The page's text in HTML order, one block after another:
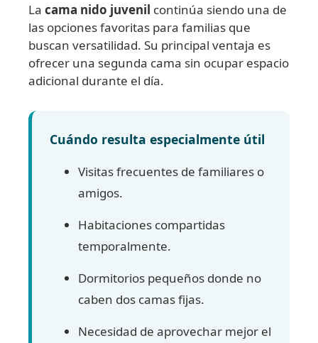
La cama nido juvenil continúa siendo una de
las opciones favoritas para familias que
buscan versatilidad. Su principal ventaja es
ofrecer una segunda cama sin ocupar espacio
adicional durante el día.
Cuándo resulta especialmente útil
Visitas frecuentes de familiares o
amigos.
Habitaciones compartidas
temporalmente.
Dormitorios pequeños donde no
caben dos camas fijas.
Necesidad de aprovechar mejor el